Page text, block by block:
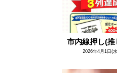
市内線押し(
2026年4月1日(